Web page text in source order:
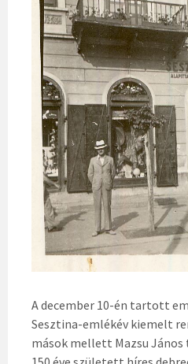
A december 10-én tartott
Sesztina-emlékév kiemelt
mások mellett Mazsu